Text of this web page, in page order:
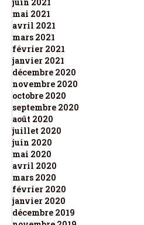
juin 2021
mai 2021
avril 2021
mars 2021
février 2021
janvier 2021
décembre 2020
novembre 2020
octobre 2020
septembre 2020
août 2020
juillet 2020
juin 2020
mai 2020
avril 2020
mars 2020
février 2020
janvier 2020
décembre 2019